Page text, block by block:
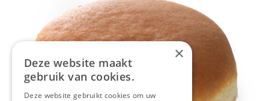
×
Deze website maakt
gebruik van cookies.
Deze website gebruikt cookies om uw